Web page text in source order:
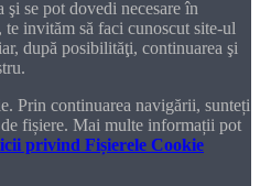
şi se pot dovedi necesare în
invităm să faci cunoscut site-ul
după posibilităţi, continuarea şi
Prin continuarea navigării, sunteți
fișiere. Mai multe informații pot
privind Fișierele Cookie